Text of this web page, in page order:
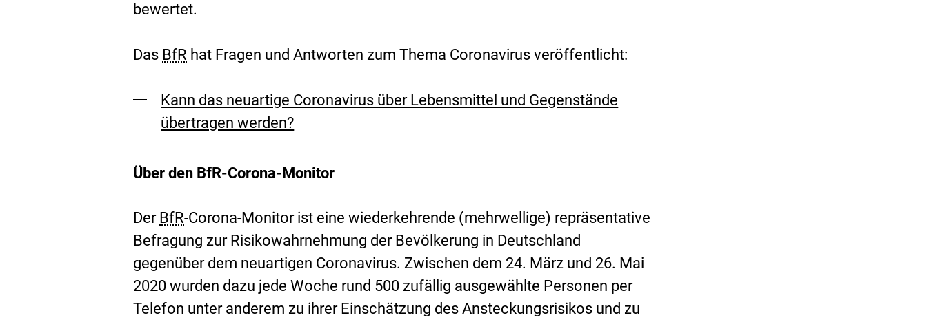
bewertet.
Das BfR hat Fragen und Antworten zum Thema Coronavirus veröffentlicht:
Kann das neuartige Coronavirus über Lebensmittel und Gegenstände
übertragen werden?
Über den BfR-Corona-Monitor
Der BfR-Corona-Monitor ist eine wiederkehrende (mehrwellige) repräsentative
Befragung zur Risikowahrnehmung der Bevölkerung in Deutschland
gegenüber dem neuartigen Coronavirus. Zwischen dem 24. März und 26. Mai
2020 wurden dazu jede Woche rund 500 zufällig ausgewählte Personen per
Telefon unter anderem zu ihrer Einschätzung des Ansteckungsrisikos und zu